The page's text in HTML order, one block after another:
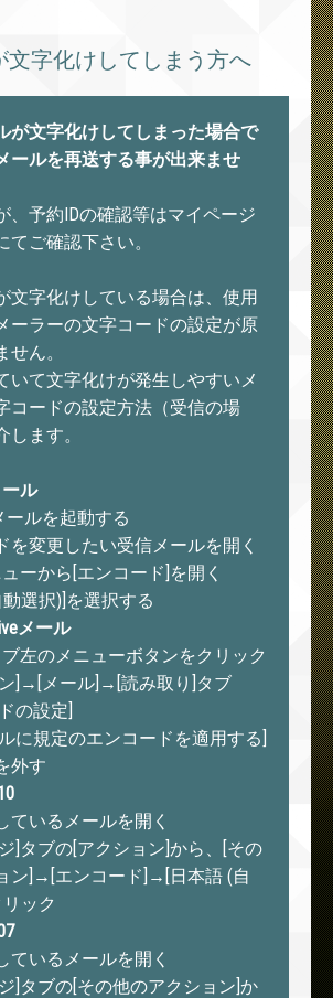
文字化けしてしまう方へ
が文字化けしてしまった場合で
ールを再送する事が出来ませ
、予約IDの確認等はマイページ
てご確認下さい。
文字化けしている場合は、使用
ーラーの文字コードの設定が原
せん。
いて文字化けが発生しやすいメ
コードの設定方法（受信の場
ます。
ル
ールを起動する
を変更したい受信メールを開く
ューから[エンコード]を開く
動選択)]を選択する
メール
ブ左のメニューボタンをクリック
ン]→[メール]→[読み取り]タブ
の設定]
に規定のエンコードを適用する]
外す
ているメールを開く
]タブの[アクション]から、[その
ン]→[エンコード]→[日本語 (自
ック
ているメールを開く
]タブの[その他のアクション]か